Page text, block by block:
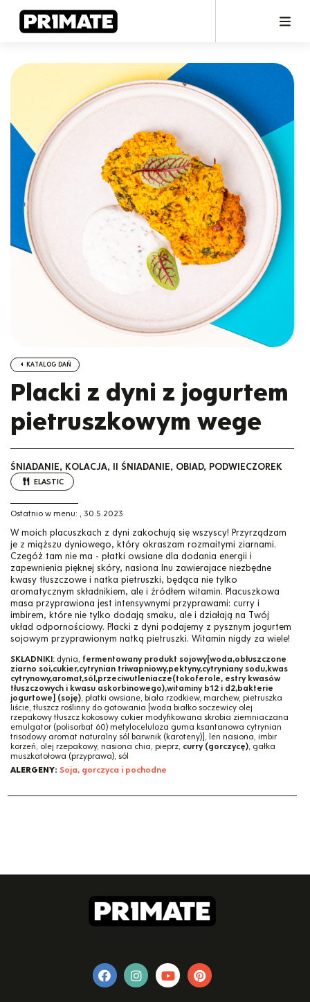
KATALOG DAŃ
Placki z dyni z jogurtem
pietruszkowym wege
ŚNIADANIE, KOLACJA, II ŚNIADANIE, OBIAD, PODWIECZOREK
ELASTIC
Ostatnio w menu: , 30.5.2023
W moich placuszkach z dyni zakochują się wszyscy! Przyrządzam
je z miąższu dyniowego, który okraszam rozmaitymi ziarnami.
Czegóż tam nie ma - płatki owsiane dla dodania energii i
zapewnienia pięknej skóry, nasiona lnu zawierajace niezbędne
kwasy tłuszczowe i natka pietruszki, będąca nie tylko
aromatycznym składnikiem, ale i źródłem witamin. Placuszkowa
masa przyprawiona jest intensywnymi przyprawami: curry i
imbirem, które nie tylko dodają smaku, ale i działają na Twój
układ odpornościowy. Placki z dyni podajemy z pysznym jogurtem
sojowym przyprawionym natką pietruszki. Witamin nigdy za wiele!
SKŁADNIKI: dynia, fermentowany produkt sojowy[woda,obłuszczone
ziarno soi,cukier,cytrynian triwapniowy,pektyny,cytryniany sodu,kwas
cytrynowy,aromat,sól,przeciwutleniacze(tokoferole, estry kwasów
tłuszczowych i kwasu askorbinowego),witaminy b12 i d2,bakterie
jogurtowe] (soję), płatki owsiane, biała rzodkiew, marchew, pietruszka
liście, tłuszcz roślinny do gotowania [woda białko soczewicy olej
rzepakowy tłuszcz kokosowy cukier modyfikowana skrobia ziemniaczana
emulgator (polisorbat 60) metyloceluloza guma ksantanowa cytrynian
trisodowy aromat naturalny sól barwnik (karoteny)], len nasiona, imbir
korzeń, olej rzepakowy, nasiona chia, pieprz, curry (gorczycę), gałka
muszkatołowa (przyprawa), sól
ALERGENY: Soja, gorczyca i pochodne